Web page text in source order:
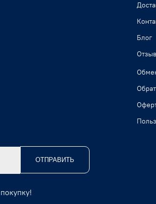
Блог
ОТПРАВИТЬ